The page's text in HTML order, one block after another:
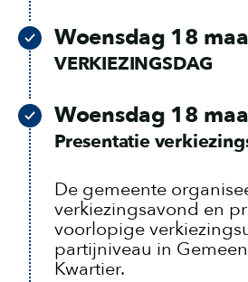
Woensdag 18
VERKIEZINGSDAG
Woensdag 18
Presentatie
De gemeente
verkiezingsavond en
voorlopige
partijniveau in
Kwartier.